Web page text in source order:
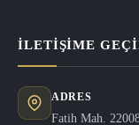
İLETIŞIME
ADRES
Fatih Mah.